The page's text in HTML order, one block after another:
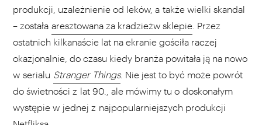
produkcji, uzależnienie od leków, a także wielki skandal
– została aresztowana za kradzieżw sklepie . Przez
ostatnich kilkanaście lat na ekranie gościła raczej
okazjonalnie, do czasu kiedy branża powitała ją na nowo
w serialu Stranger Things. Nie jest to być może powrót
do świetności z lat 90., ale mówimy tu o doskonałym
występie w jednej z najpopularniejszych produkcji